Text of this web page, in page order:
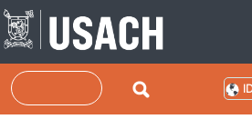
Pasar al contenido principal
Buscar